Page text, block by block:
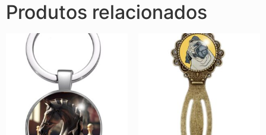
Produtos relacionados